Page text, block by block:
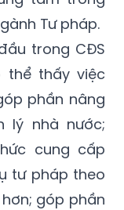
Tư pháp.
trong CĐS
thể thấy việc
phần nâng
lý nhà nước;
cung cấp
tư pháp theo
góp phần